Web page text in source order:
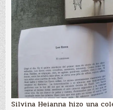
Silvina Heianna hizo una